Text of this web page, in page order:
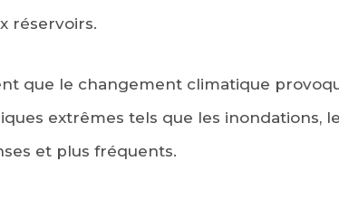
réservoirs.
que le changement climatique
extrêmes tels que les inondations,
et plus fréquents.